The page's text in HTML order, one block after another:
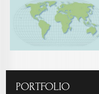
PORTFOLIO